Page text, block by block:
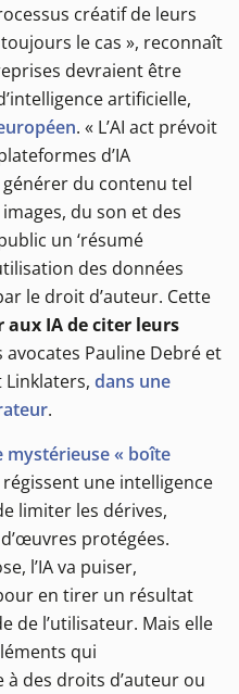
créatif de leurs
le cas », reconnaît
devraient être
artificielle,
. « L’AI act prévoit
d’IA
du contenu tel
du son et des
un ‘résumé
des données
le droit d’auteur. Cette
aux IA de citer leurs
avocates Pauline Debré et
Linklaters, dans une
.
mystérieuse « boîte
une intelligence
limiter les dérives,
protégées.
l’IA va puiser,
en tirer un résultat
de l’utilisateur. Mais elle
qui
des droits d’auteur ou